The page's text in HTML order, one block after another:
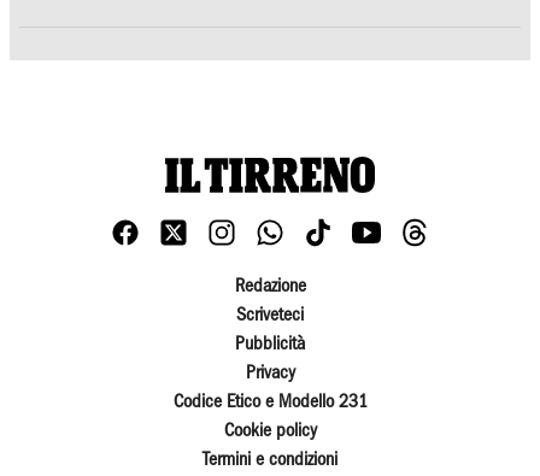
Redazione
Scriveteci
Pubblicità
Privacy
Codice Etico e Modello 231
Cookie policy
Termini e condizioni